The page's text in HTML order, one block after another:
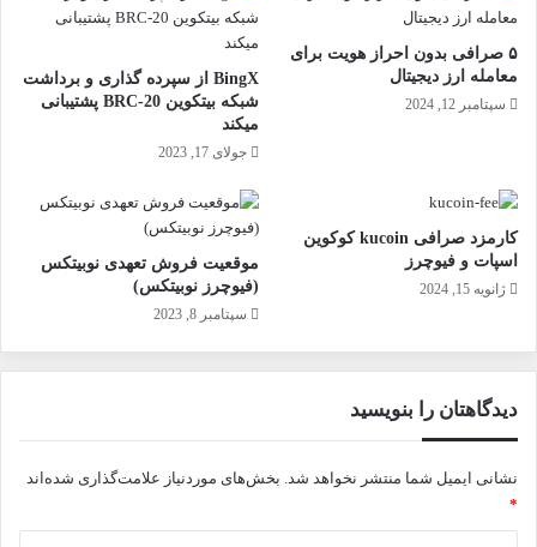
۵ صرافی بدون احراز هویت برای
معامله ارز دیجیتال
سپتامبر 12, 2024
BingX از سپرده گذاری و برداشت
شبکه بیتکوین BRC-20 پشتیبانی
میکند
جولای 17, 2023
کارمزد صرافی kucoin کوکوین
اسپات و فیوچرز
ژانویه 15, 2024
موقعیت فروش تعهدی نوبیتکس
(فیوچرز نوبیتکس)
سپتامبر 8, 2023
دیدگاهتان را بنویسید
نشانی ایمیل شما منتشر نخواهد شد. بخش‌های موردنیاز علامت‌گذاری شده‌اند
*